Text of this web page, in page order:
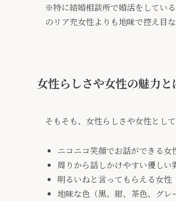
※特に結婚相談所で婚活をしてい
のリア充女性よりも地味で控え目
女性らしさや女性の魅力
そもそも、女性らしさや女性とし
ニコニコ笑顔でお話ができる女
周りから話しかけやすい優しい
明るいねと言ってもらえる女性
地味な色（黒、紺、茶色、グ